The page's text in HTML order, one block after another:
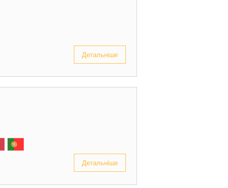
Детальніше
Детальніше